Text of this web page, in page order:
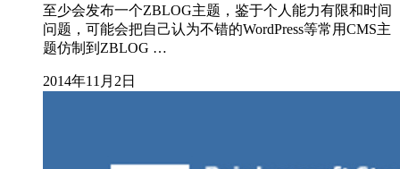
至少会发布一个ZBLOG主题，鉴于个人能力有限和时间
问题，可能会把自己认为不错的WordPress等常用CMS主
题仿制到ZBLOG …
2014年11月2日